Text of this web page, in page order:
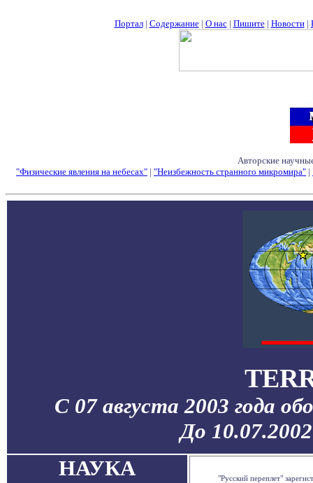
Портал| Содержание| О нас| Пишите| Новости|
Авторские
"Физические явления на небесах" | "Неизбежность странного микромира" |
С 07 августа 2003 года
До
НАУКА
"Русский переплет"